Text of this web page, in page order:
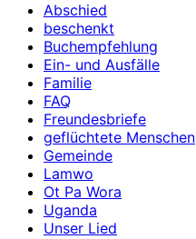
Abschied
beschenkt
Buchempfehlung
Ein- und Ausfälle
Familie
FAQ
Freundesbriefe
geflüchtete Menschen
Gemeinde
Lamwo
Ot Pa Wora
Uganda
Unser Lied